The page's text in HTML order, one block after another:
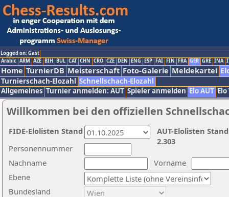
Logged on: Gast
Arabic ARM AZE BIH BUL CAT CHN CRO CZE DEN ENG ESP FAI FIN FRA GER GRE INA
Home TurnierDB Meisterschaft Foto-Galerie Meldekartei
Turnierschach-Elozahl Schnellschach-Elozahl
Allgemeines Turnier anmelden: AUT Spieler anmelden Elo AUT
Willkommen bei den offiziellen
Nachname
Vorname
Ebene
Personennummer
Bundesland
AUT-Elolisten
2.303
FIDE-Elolisten Stand